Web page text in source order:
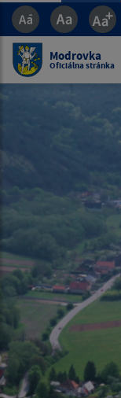
Modrovka
Oficiálna stránka